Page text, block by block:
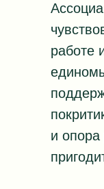
работе
и опора